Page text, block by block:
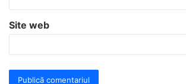
Site web